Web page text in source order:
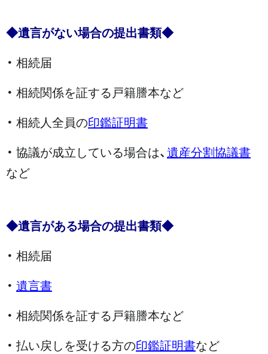
◆遺言がない場合の提出書類◆
・ 相続届
・ 相続関係を証する戸籍謄本など
・ 相続人全員の印鑑証明書
・ 協議が成立している場合は、遺産分割協議書
など
◆遺言がある場合の提出書類◆
・ 相続届
・ 遺言書
・ 相続関係を証する戸籍謄本など
・ 払い戻しを受ける方の印鑑証明書など